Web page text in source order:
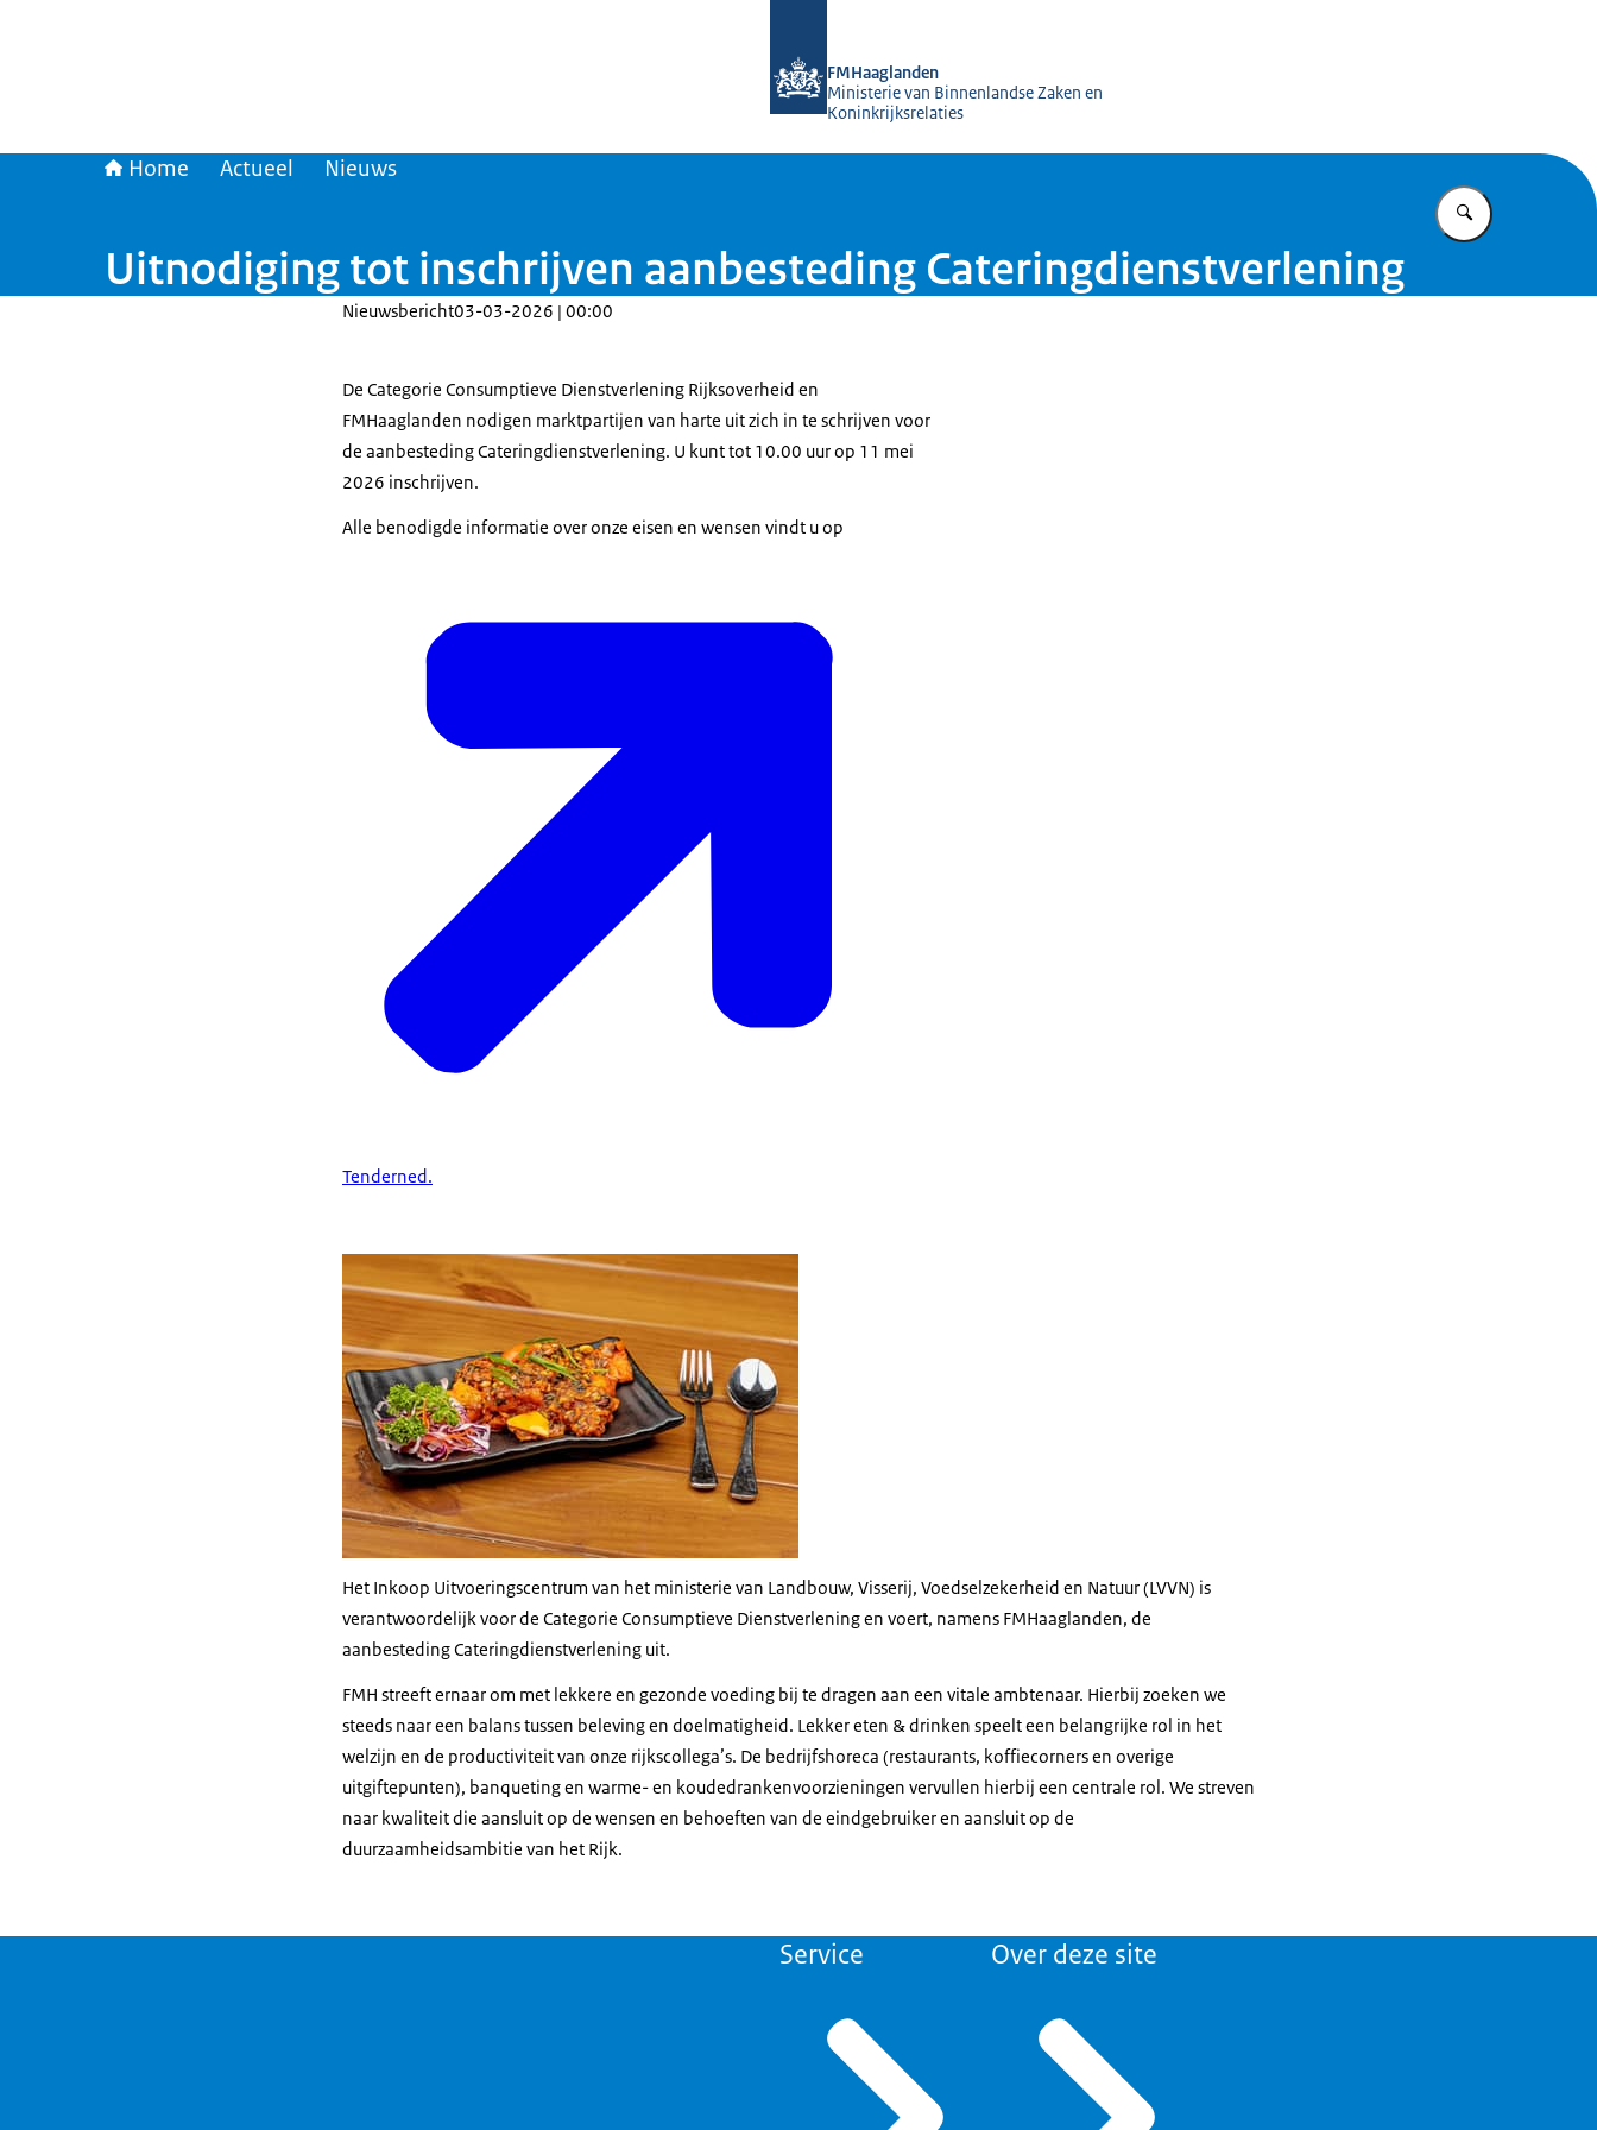
FMHaaglanden
Ministerie van Binnenlandse Zaken en
Koninkrijksrelaties
Home Actueel Nieuws
Vul in wat u
Uitnodiging tot inschrijven aanbesteding Cateringdienstverlening
Nieuwsbericht03-03-2026 | 00:00
De Categorie Consumptieve Dienstverlening Rijksoverheid en
FMHaaglanden nodigen marktpartijen van harte uit zich in te schrijven voor
de aanbesteding Cateringdienstverlening. U kunt tot 10.00 uur op 11 mei
2026 inschrijven.
Alle benodigde informatie over onze eisen en wensen vindt u op
Tenderned.
Het Inkoop Uitvoeringscentrum van het ministerie van Landbouw, Visserij, Voedselzekerheid en Natuur (LVVN) is
verantwoordelijk voor de Categorie Consumptieve Dienstverlening en voert, namens FMHaaglanden, de
aanbesteding Cateringdienstverlening uit.
FMH streeft ernaar om met lekkere en gezonde voeding bij te dragen aan een vitale ambtenaar. Hierbij zoeken we
steeds naar een balans tussen beleving en doelmatigheid. Lekker eten & drinken speelt een belangrijke rol in het
welzijn en de productiviteit van onze rijkscollega’s. De bedrijfshoreca (restaurants, koffiecorners en overige
uitgiftepunten), banqueting en warme- en koudedrankenvoorzieningen vervullen hierbij een centrale rol. We streven
naar kwaliteit die aansluit op de wensen en behoeften van de eindgebruiker en aansluit op de
duurzaamheidsambitie van het Rijk.
Service Over deze site